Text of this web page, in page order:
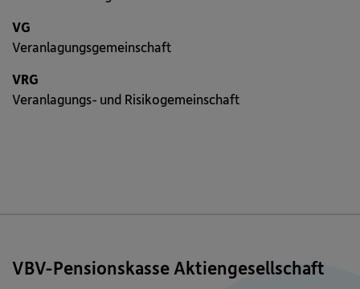
Ausmaß der Kürzung.
VG
Veranlagungsgemeinschaft
VRG
Veranlagungs- und Risikogemeinschaft
VBV-Pensionskasse Aktiengesellschaft